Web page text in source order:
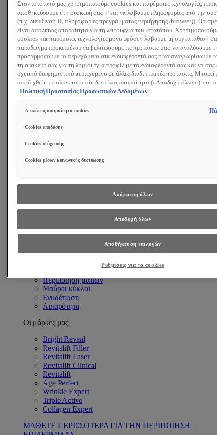
Αναζητώ:
Προϊόντα
Συμβουλές και Τάσεις
Περιποίηση Προσώπου
Κρέμα ημέρας
Κρέμα νύχτας
Κρέμα ματιών
Ορός προσώπου
Μάσκα Προσώπου
Καθαρισμός Προσώπου
Τονωτική λοσιόν
Ντεμακιγιάζ
ΔΕΙΤΕ ΟΛΑ ΤΑ ΠΡΟΪΟΝΤΑ
Γλυκολικό Οξύ
ΔΕΙΤΕ ΟΛΑ ΤΑ ΣΥΣΤΑΤΙΚΑ
Αντιγήρανση
Λεπτές γραμμές & Ρυτίδες
Πρώιμα σημάδια γήρανσης
Περιποίηση ματιών
Μαύροι κύκλοι
Ενυδάτωση
Λιπαρότητα
Οι μάρκες μας
Bright Reveal
Revitalift Filler
Revitalift Laser
Revitalift Clinical
Revitalift
Age Perfect
Wrinkle Expert
Triple Active
Collagen Expert
ΜΑΘΕΤΕ ΠΕΡΙΣΣΟΤΕΡΑ ΓΙΑ ΤΗΝ ΠΕΡΙΠΟΙΗΣΗ
Στον ιστότοπό μας χρησιμοποιούμε cookies και παρόμοιες τεχνολογίες,
αποθηκεύσουμε στη συσκευή σας ή/και να λάβουμε πληροφορίες από την
(π.χ. διεύθυνση IP, πληροφορίες προγράμματος περιήγησης (browser)).
είναι απολύτως απαραίτητα για τη λειτουργία του ιστοτόπου.
cookies και παρόμοιες τεχνολογίες μόνο εφόσον λάβουμε τη συγκατάθεσή
παράδειγμα προκειμένου να βελτιώσουμε τις προτάσεις μας, να αναλύσουμε
προσαρμόσουμε το περιεχόμενο στα ενδιαφέροντά σας ή να αναγνωρίσουμε
τη συσκευή σας για τη δημιουργία προφίλ με τα ενδιαφέροντά σας και να σας
σχετικό διαφημιστικό περιεχόμενο σε άλλες διαδικτυακές προτάσεις.
αποδεχθείτε cookies τα οποία δεν είναι απαραίτητα («Αποδοχή όλων»), να τα
(«Απόρριψη όλων») ή να ρυθμίσετε και να αποθηκεύσετε τις επιλογές σας
επιλογές σας (επιλέγοντας το link «Ρυθμίσεις για τα cookies»). Περισσότερες
Πολιτική Προστασίας Προσωπικών Δεδομένων
Απολύτως απαραίτητα cookies
Cookies απόδοσης
Cookies στόχευσης
Cookies μέσων κοινωνικής δικτύωσης
Απόρριψη όλων
Αποδοχή όλων
Αποθήκευση επιλογών
Ρυθμίσεις για τα cookies